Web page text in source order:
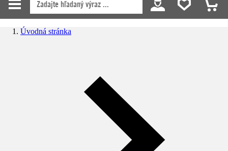
Úvodná stránka